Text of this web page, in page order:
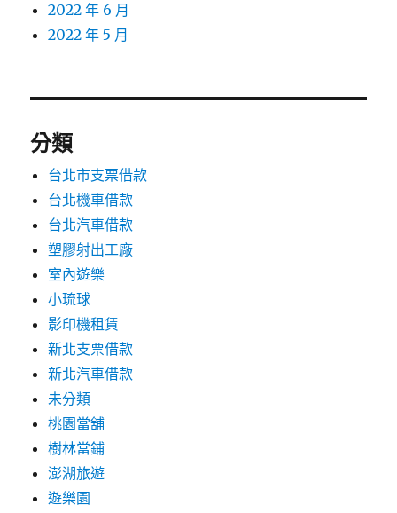
2022 年 6 月
2022 年 5 月
分類
台北市支票借款
台北機車借款
台北汽車借款
塑膠射出工廠
室內遊樂
小琉球
影印機租賃
新北支票借款
新北汽車借款
未分類
桃園當舖
樹林當鋪
澎湖旅遊
遊樂園